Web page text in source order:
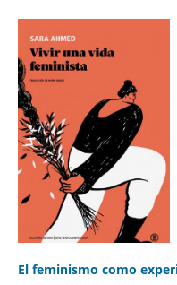
El feminismo como